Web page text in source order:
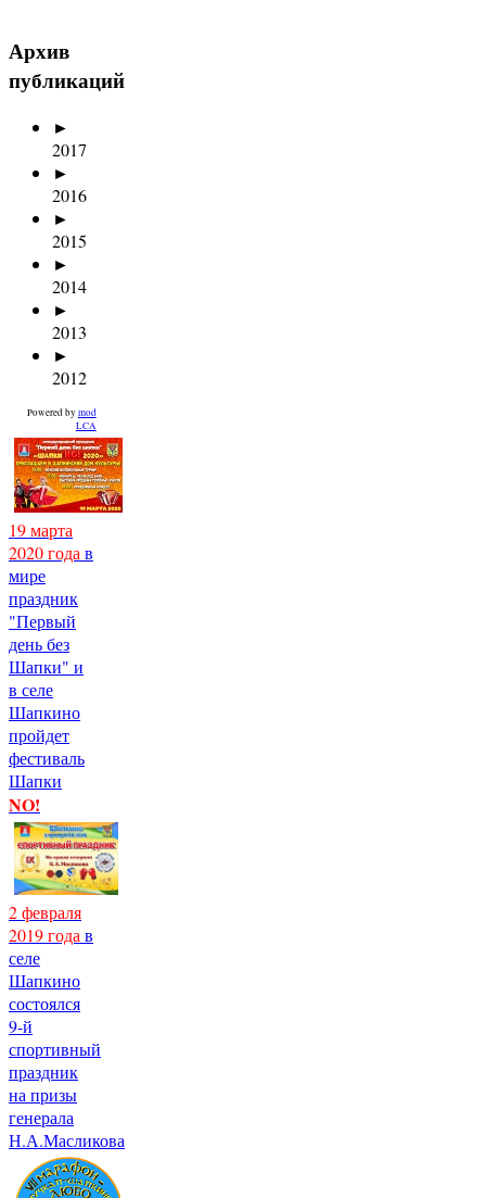
Архив
публикаций
►
2017
►
2016
►
2015
►
2014
►
2013
►
2012
Powered by mod
LCA
19 марта
2020 года в
мире
праздник
"Первый
день без
Шапки" и
в селе
Шапкино
пройдет
фестиваль
Шапки
NO!
2 февраля
2019 года в
селе
Шапкино
состоялся
9-й
спортивный
праздник
на призы
генерала
Н.А.Масликова